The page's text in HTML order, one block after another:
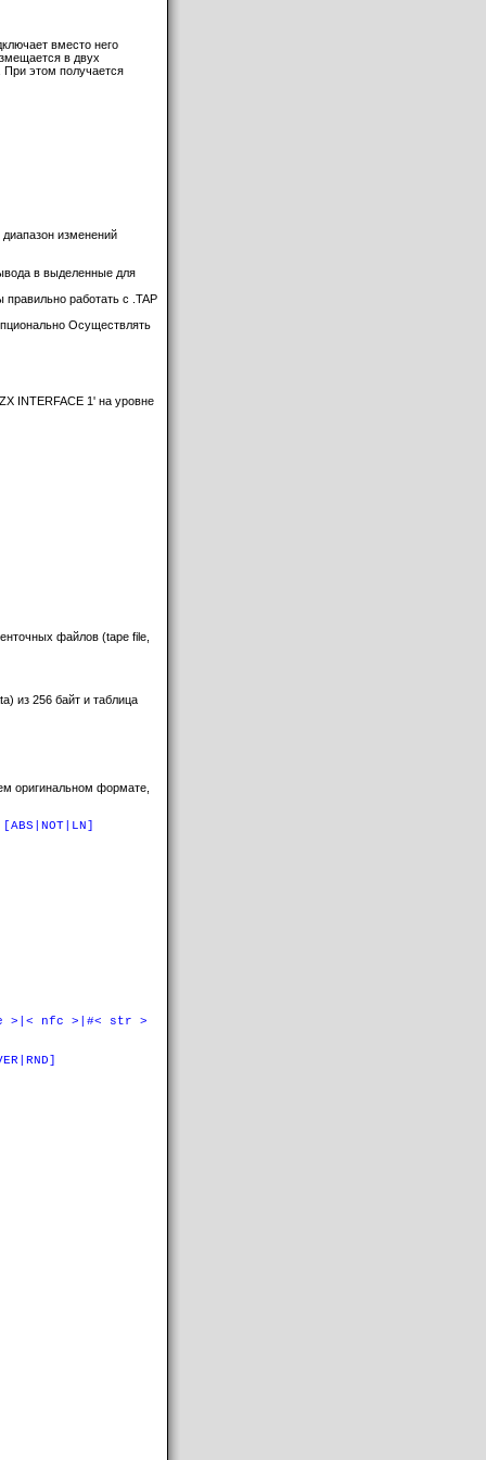
вместо него
в двух
При этом получается
изменений
в выделенные для
работать с .TAP
Осуществлять
INTERFACE 1' на уровне
файлов (tape file,
из 256 байт и таблица
оригинальном формате,
>|< nfc >|#< str >